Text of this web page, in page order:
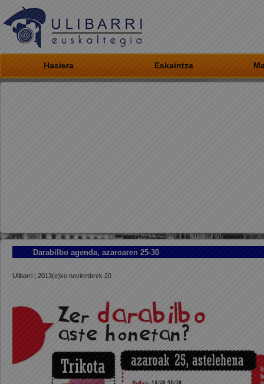
Hasiera Eskaintza
Darabilbo agenda, azaroaren 25-30
Ulibarri | 2013(e)ko noviembrek 20